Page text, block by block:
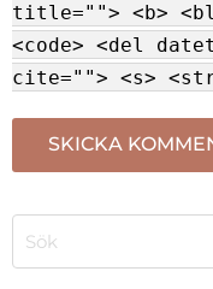
title=""> <b>
<code> <del
cite=""> <s>